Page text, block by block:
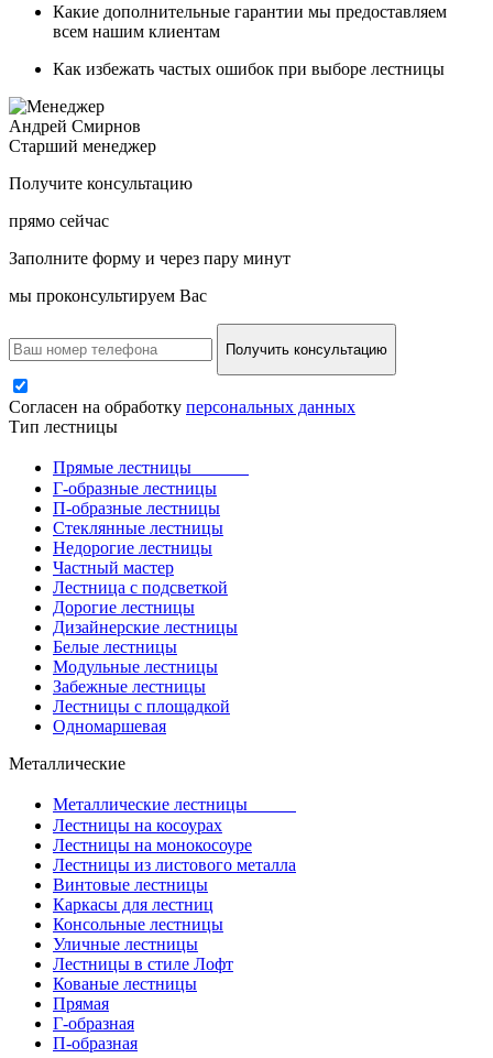
Какие дополнительные гарантии мы предоставляем
всем нашим клиентам
Как избежать частых ошибок при выборе лестницы
Андрей Смирнов
Старший менеджер
Получите консультацию
прямо сейчас
Заполните форму и через пару минут
мы проконсультируем Вас
Получить консультацию
Согласен на обработку персональных данных
Тип лестницы
Прямые лестницы
Г-образные лестницы
П-образные лестницы
Стеклянные лестницы
Недорогие лестницы
Частный мастер
Лестница с подсветкой
Дорогие лестницы
Дизайнерские лестницы
Белые лестницы
Модульные лестницы
Забежные лестницы
Лестницы с площадкой
Одномаршевая
Металлические
Металлические лестницы
Лестницы на косоурах
Лестницы на монокосоуре
Лестницы из листового металла
Винтовые лестницы
Каркасы для лестниц
Консольные лестницы
Уличные лестницы
Лестницы в стиле Лофт
Кованые лестницы
Прямая
Г-образная
П-образная